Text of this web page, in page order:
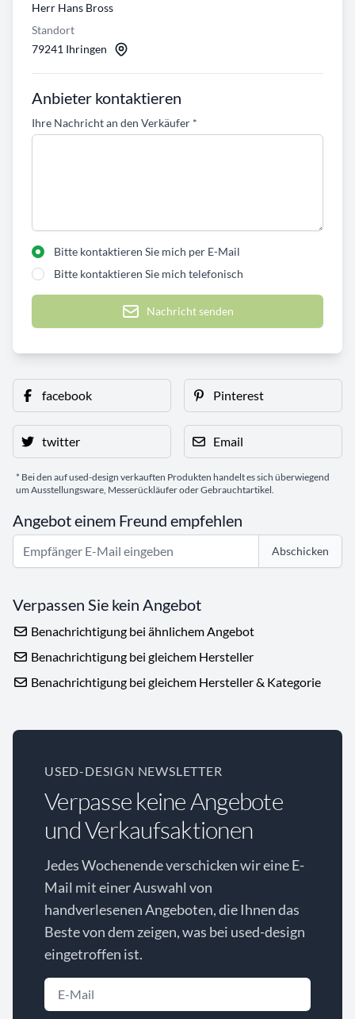
Herr Hans Bross
Standort
79241 Ihringen
Anbieter kontaktieren
Ihre Nachricht an den Verkäufer *
Bitte kontaktieren Sie mich per E-Mail
Bitte kontaktieren Sie mich telefonisch
Nachricht senden
facebook Pinterest
twitter Email
* Bei den auf used-design verkauften Produkten handelt es sich überwiegend
um Ausstellungsware, Messerückläufer oder Gebrauchtartikel.
Angebot einem Freund empfehlen
Abschicken
Verpassen Sie kein Angebot
Benachrichtigung bei ähnlichem Angebot
Benachrichtigung bei gleichem Hersteller
Benachrichtigung bei gleichem Hersteller & Kategorie
USED-DESIGN NEWSLETTER
Verpasse keine Angebote
und Verkaufsaktionen
Jedes Wochenende verschicken wir eine E-
Mail mit einer Auswahl von
handverlesenen Angeboten, die Ihnen das
Beste von dem zeigen, was bei used-design
eingetroffen ist.